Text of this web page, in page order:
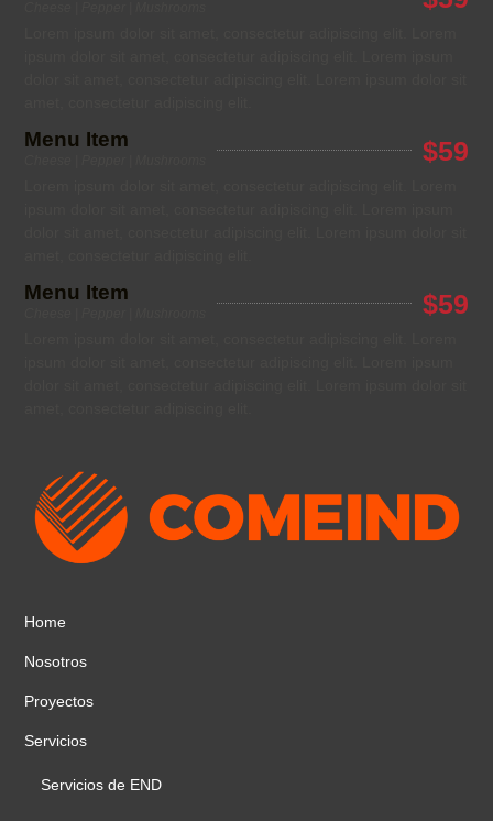
Menu Item $59
Menu Item $59
Home
Nosotros
Proyectos
Servicios
Servicios de END